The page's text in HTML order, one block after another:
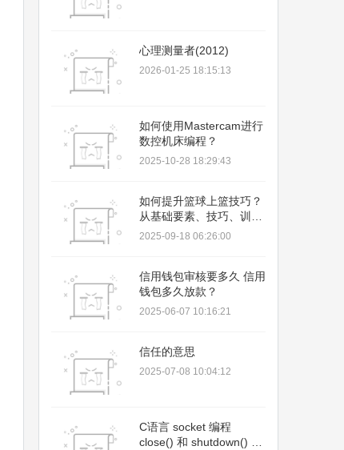
心理测量者(2012)
2026-01-25 18:15:13
如何使用Mastercam进行
数控机床编程？
2025-10-28 18:29:43
如何提升篮球上篮技巧？
从基础要素、技巧、训练
方法和避免错误四个方面
2025-09-18 06:26:00
信用钱包审核要多久 信用
钱包多久放款？
2025-06-07 10:16:21
信任的意思
2025-07-08 10:04:12
C语言 socket 编程
close() 和 shutdown() 区